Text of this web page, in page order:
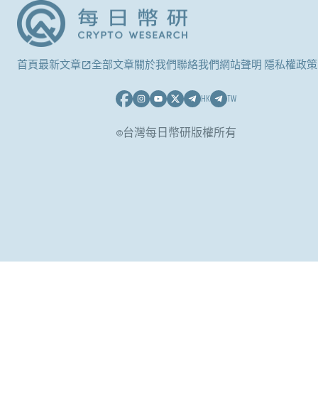
首頁最新文章 全部文章關於我們聯絡我們網站聲明 隱私權政策
HK TW
©台灣每日幣研版權所有